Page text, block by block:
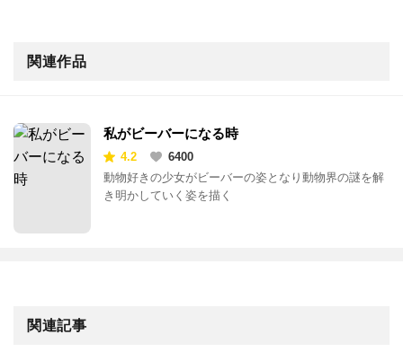
関連作品
私がビーバーになる時
4.2
6400
動物好きの少女がビーバーの姿となり動物界の謎を解
き明かしていく姿を描く
関連記事